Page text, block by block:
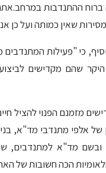
ההתנדבות
שאין כמותה ועל כן
כי "פעילות
שהם מקדישים
מזמנם הפנוי להציל
אלפי מתנדבי מד"א, בני
מד"א למתנדבים,
הכה חשובות של